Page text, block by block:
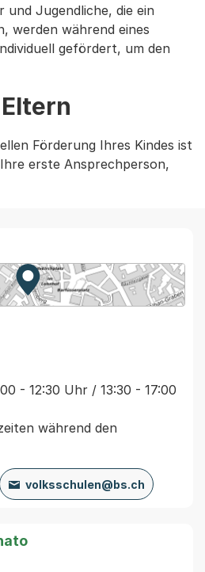
und Jugendliche, die ein
werden während eines
gefördert, um den
Förderung Ihres Kindes ist
erste Ansprechperson,
Zur Karte von MapBS.
Externer Link, wird in einem
- 12:30 Uhr / 13:30 - 17:00
während den
volksschulen@bs.ch